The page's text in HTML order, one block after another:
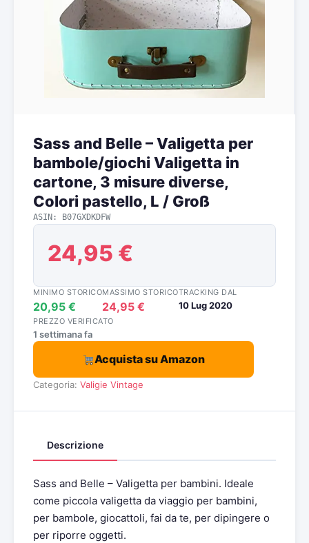
Sass and Belle – Valigetta per
bambole/giochi Valigetta in
cartone, 3 misure diverse,
Colori pastello, L / Groß
ASIN: B07GXDKDFW
24,95 €
MINIMO STORICO
20,95 €
MASSIMO STORICO
24,95 €
TRACKING DAL
10 Lug 2020
PREZZO VERIFICATO
1 settimana fa
Acquista su Amazon
Categoria: Valigie Vintage
Descrizione
Sass and Belle – Valigetta per bambini. Ideale
come piccola valigetta da viaggio per bambini,
per bambole, giocattoli, fai da te, per dipingere o
per riporre oggetti.